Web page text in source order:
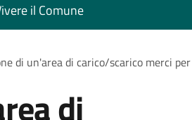
il Comune
di un'area di carico/scarico merci
di